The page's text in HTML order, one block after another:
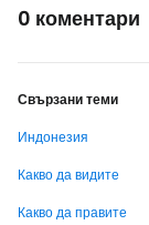
0 коментари
Свързани теми
Индонезия
Какво да видите
Какво да правите